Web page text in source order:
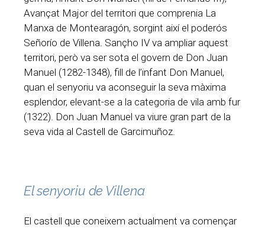
Avançat Major del territori que comprenia La
Manxa de Montearagón, sorgint així el poderós
Señorío de Villena. Sançho IV va ampliar aquest
territori, però va ser sota el govern de Don Juan
Manuel (1282-1348), fill de l’infant Don Manuel,
quan el senyoriu va aconseguir la seva màxima
esplendor, elevant-se a la categoria de vila amb fur
(1322). Don Juan Manuel va viure gran part de la
seva vida al Castell de Garcimuñoz.
El senyoriu de Villena
El castell que coneixem actualment va començar